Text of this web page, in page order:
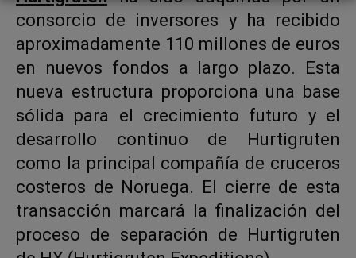
consorcio de inversores y ha recibido
aproximadamente 110 millones de euros
en nuevos fondos a largo plazo. Esta
nueva estructura proporciona una base
sólida para el crecimiento futuro y el
desarrollo continuo de Hurtigruten
como la principal compañía de cruceros
costeros de Noruega. El cierre de esta
transacción marcará la finalización del
proceso de separación de Hurtigruten